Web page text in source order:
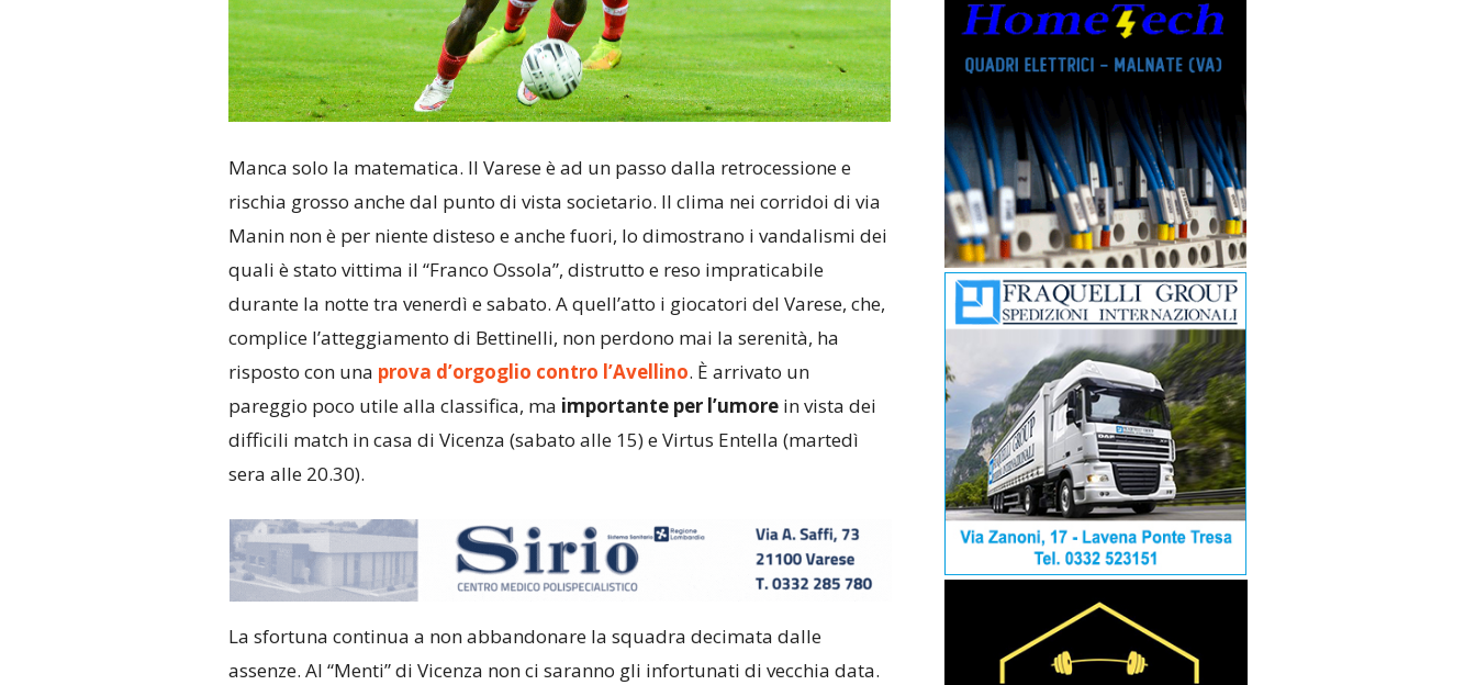
Manca solo la matematica. Il Varese è ad un passo dalla retrocessione e
rischia grosso anche dal punto di vista societario. Il clima nei corridoi di via
Manin non è per niente disteso e anche fuori, lo dimostrano i vandalismi dei
quali è stato vittima il “Franco Ossola”, distrutto e reso impraticabile
durante la notte tra venerdì e sabato. A quell’atto i giocatori del Varese, che,
complice l’atteggiamento di Bettinelli, non perdono mai la serenità, ha
risposto con una prova d’orgoglio contro l’Avellino. È arrivato un
pareggio poco utile alla classifica, ma importante per l’umorein vista dei
difficili match in casa di Vicenza (sabato alle 15) e Virtus Entella (martedì
sera alle 20.30).
La sfortuna continua a non abbandonare la squadra decimata dalle
assenze. Al “Menti” di Vicenza non ci saranno gli infortunati di vecchia data.